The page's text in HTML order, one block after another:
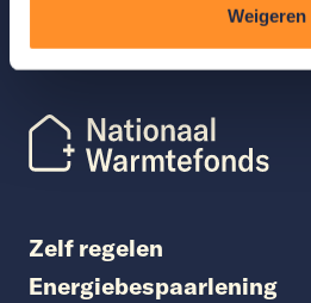
Weigeren
Zelf regelen
Energiebespaarlening